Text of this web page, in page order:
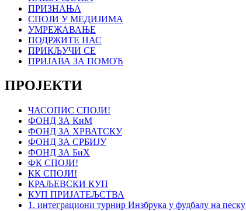
ПРИЗНАЊА
СПОЈИ У МЕДИЈИМА
УМРЕЖАВАЊЕ
ПОДРЖИТЕ НАС
ПРИКЉУЧИ СЕ
ПРИЈАВА ЗА ПОМОЋ
ПРОЈЕКТИ
ЧАСОПИС СПОЈИ!
ФОНД ЗА КиМ
ФОНД ЗА ХРВАТСКУ
ФОНД ЗА СРБИЈУ
ФОНД ЗА БиХ
ФК СПОЈИ!
КК СПОЈИ!
КРАЉЕВСКИ КУП
КУП ПРИЈАТЕЉСТВА
1. интеграциони турнир Инзбрука у фудбалу на песку